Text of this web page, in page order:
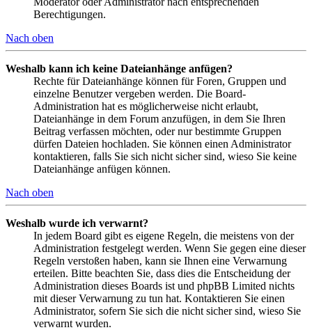
Berechtigungen.
Nach oben
Weshalb kann ich keine Dateianhänge anfügen?
Rechte für Dateianhänge können für Foren, Gruppen und
einzelne Benutzer vergeben werden. Die Board-
Administration hat es möglicherweise nicht erlaubt,
Dateianhänge in dem Forum anzufügen, in dem Sie Ihren
Beitrag verfassen möchten, oder nur bestimmte Gruppen
dürfen Dateien hochladen. Sie können einen Administrator
kontaktieren, falls Sie sich nicht sicher sind, wieso Sie keine
Dateianhänge anfügen können.
Nach oben
Weshalb wurde ich verwarnt?
In jedem Board gibt es eigene Regeln, die meistens von der
Administration festgelegt werden. Wenn Sie gegen eine dieser
Regeln verstoßen haben, kann sie Ihnen eine Verwarnung
erteilen. Bitte beachten Sie, dass dies die Entscheidung der
Administration dieses Boards ist und phpBB Limited nichts
mit dieser Verwarnung zu tun hat. Kontaktieren Sie einen
Administrator, sofern Sie sich die nicht sicher sind, wieso Sie
verwarnt wurden.